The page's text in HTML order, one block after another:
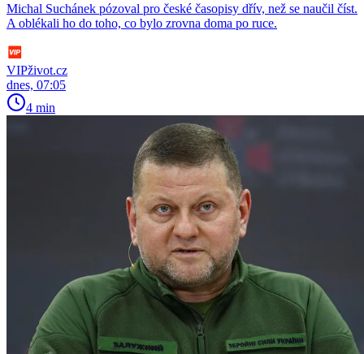
Michal Suchánek pózoval pro české časopisy dřív, než se naučil číst.
A oblékali ho do toho, co bylo zrovna doma po ruce.
VIPživot.cz
dnes, 07:05
4 min